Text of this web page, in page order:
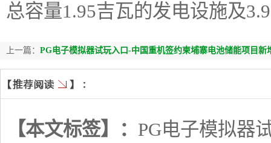
总容量1.95吉瓦的发电设施及
上一篇： PG电子模拟器试玩入口-中国重机签约柬埔寨电池储能项目新
【本文标签】： PG电子模拟器